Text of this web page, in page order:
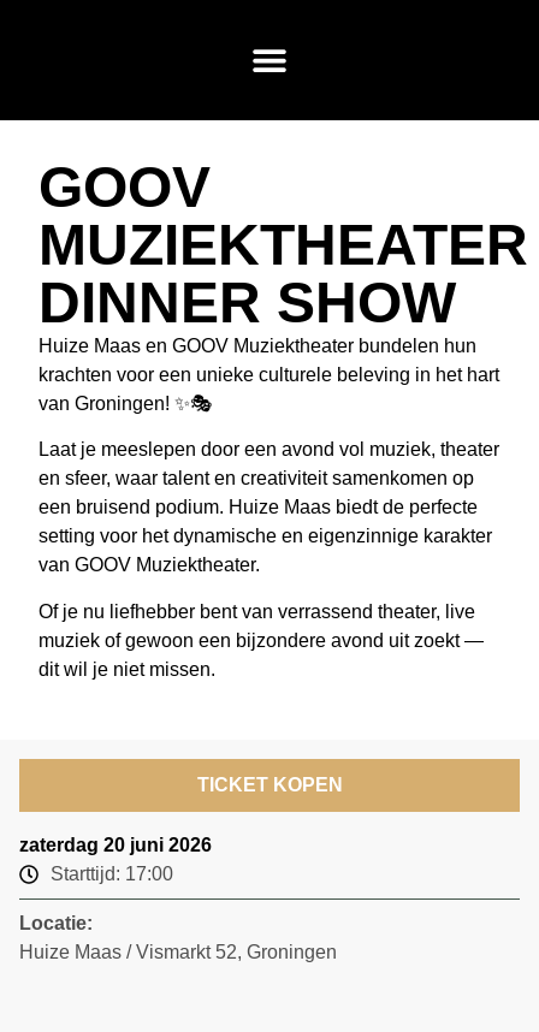
GOOV
MUZIEKTHEATER
DINNER SHOW
Huize Maas en GOOV Muziektheater bundelen hun
krachten voor een unieke culturele beleving in het hart
van Groningen! ✨🎭
Laat je meeslepen door een avond vol muziek, theater
en sfeer, waar talent en creativiteit samenkomen op
een bruisend podium. Huize Maas biedt de perfecte
setting voor het dynamische en eigenzinnige karakter
van GOOV Muziektheater.
Of je nu liefhebber bent van verrassend theater, live
muziek of gewoon een bijzondere avond uit zoekt —
dit wil je niet missen.
TICKET KOPEN
zaterdag 20 juni 2026
Starttijd: 17:00
Locatie:
Huize Maas / Vismarkt 52, Groningen